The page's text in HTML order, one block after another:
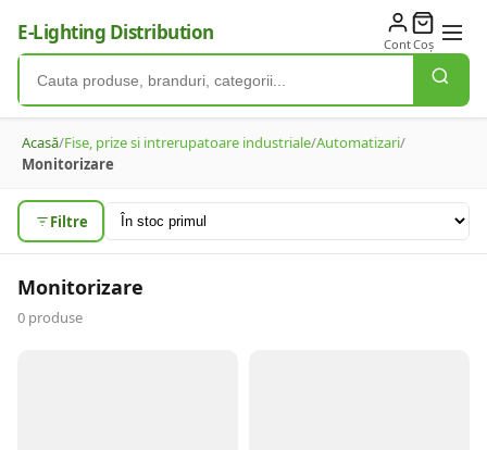
E-Lighting Distribution ContCoș
Acasă/Fise, prize si intrerupatoare industriale/Automatizari/
Monitorizare
Filtre
Monitorizare
0 produse